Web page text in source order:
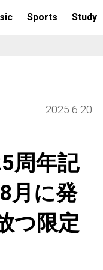
Sports Study
2025.6.20
周年記
月に発
つ限定